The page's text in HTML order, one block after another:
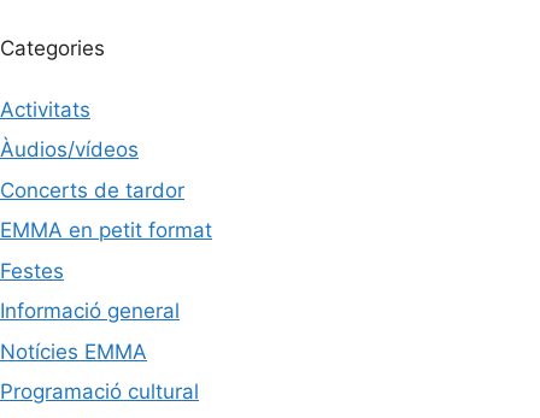
Categories
Activitats
Àudios/vídeos
Concerts de tardor
EMMA en petit format
Festes
Informació general
Notícies EMMA
Programació cultural